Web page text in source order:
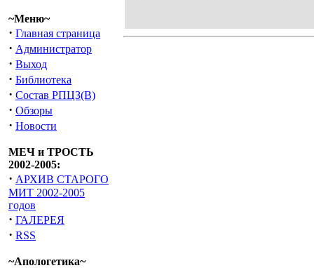
~Меню~
· Главная страница
· Администратор
· Выход
· Библиотека
· Состав РПЦЗ(В)
· Обзоры
· Новости
МЕЧ и ТРОСТЬ
2002-2005:
· АРХИВ СТАРОГО
МИТ 2002-2005
годов
· ГАЛЕРЕЯ
· RSS
~Апологетика~